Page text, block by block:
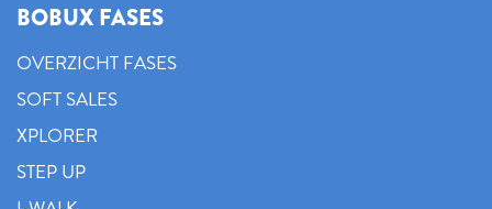
BOBUX FASES
OVERZICHT FASES
SOFT SALES
XPLORER
STEP UP